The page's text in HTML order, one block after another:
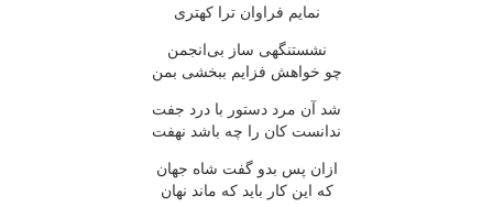
نمایم فراوان ترا کهتری
نشستنگهی ساز بی‌انجمن
چو خواهش فزایم ببخشی بمن
شد آن مرد دستور با درد جفت
ندانست کان را چه باشد نهفت
ازان پس بدو گفت شاه جهان
که این کار باید که ماند نهان